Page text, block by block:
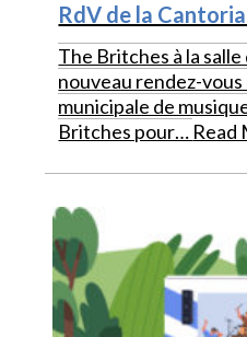
RdV de la
The Britches à la
nouveau rendez-vous
municipale de
Britches pour… Read